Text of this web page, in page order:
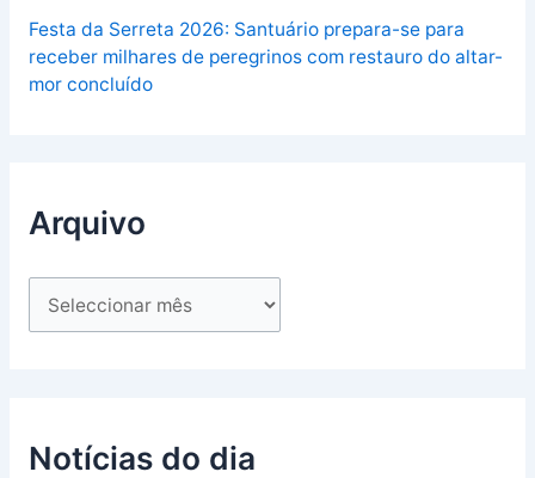
Festa da Serreta 2026: Santuário prepara-se para
receber milhares de peregrinos com restauro do altar-
mor concluído
Arquivo
Notícias do dia